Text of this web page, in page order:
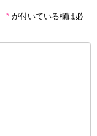
* が付いている欄は必